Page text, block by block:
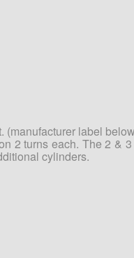
(manufacturer label
2 turns each. The 2 &
cylinders.